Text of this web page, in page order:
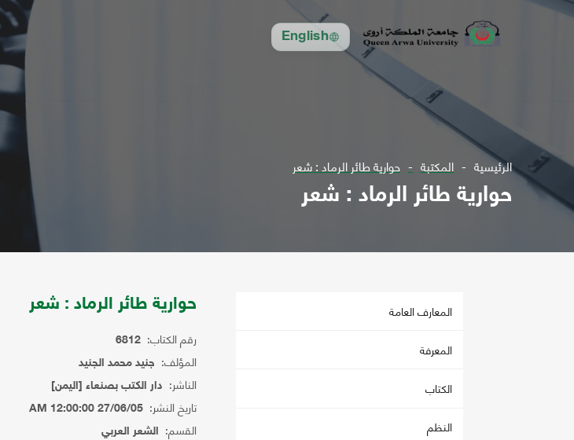
English
الرئيسية المكتبة حوارية طائر الرماد : شعر
حوارية طائر الرماد : شعر
المعارف العامة
المعرفة
الكتاب
النظم
حوارية طائر الرماد : شعر
رقم الكتاب: 6812
المؤلف: جنيد محمد الجنيد
الناشر: دار الكتب بصنعاء [اليمن]
تاريخ النشر: 27/06/05 12:00:00 AM
القسم: الشعر العربي